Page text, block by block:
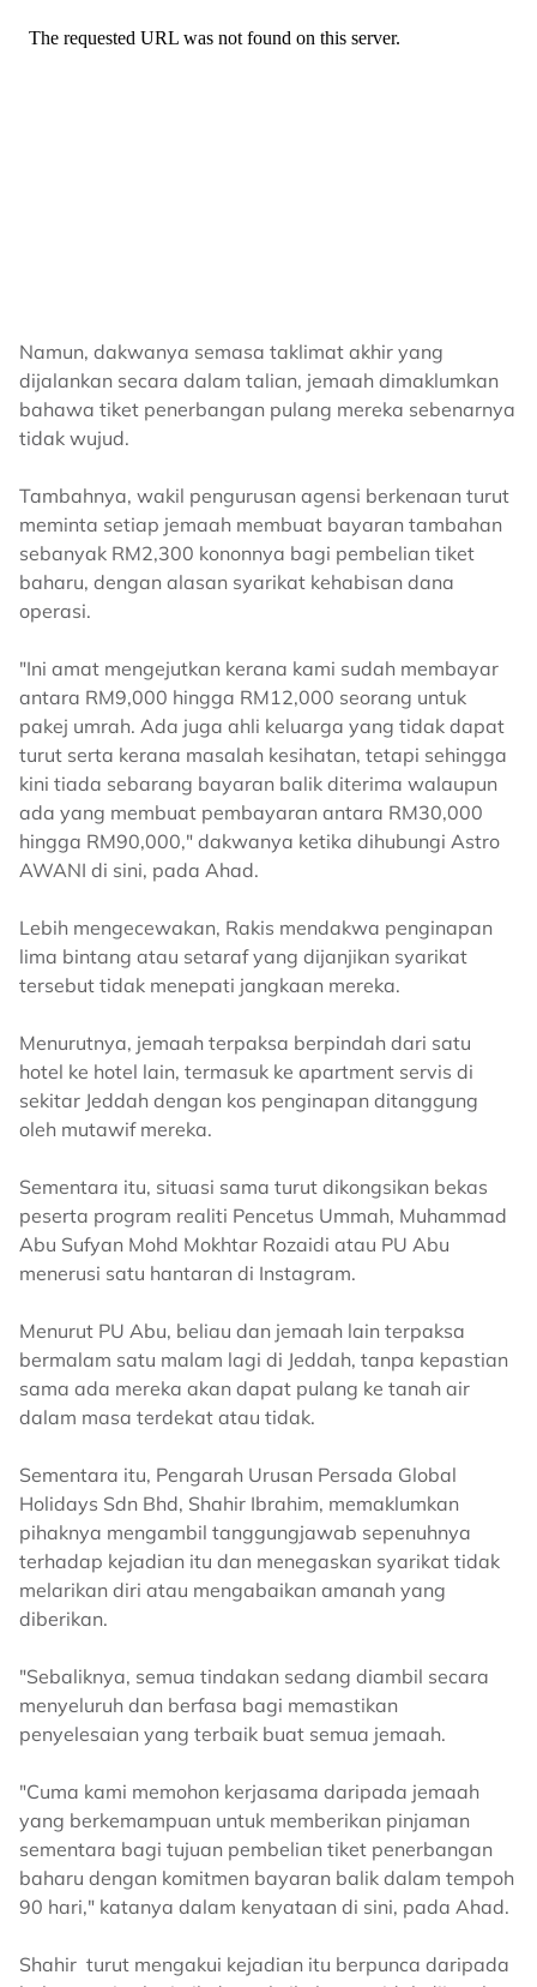
Namun, dakwanya semasa taklimat akhir yang
dijalankan secara dalam talian, jemaah dimaklumkan
bahawa tiket penerbangan pulang mereka sebenarnya
tidak wujud.
Tambahnya, wakil pengurusan agensi berkenaan turut
meminta setiap jemaah membuat bayaran tambahan
sebanyak RM2,300 kononnya bagi pembelian tiket
baharu, dengan alasan syarikat kehabisan dana
operasi.
"Ini amat mengejutkan kerana kami sudah membayar
antara RM9,000 hingga RM12,000 seorang untuk
pakej umrah. Ada juga ahli keluarga yang tidak dapat
turut serta kerana masalah kesihatan, tetapi sehingga
kini tiada sebarang bayaran balik diterima walaupun
ada yang membuat pembayaran antara RM30,000
hingga RM90,000," dakwanya ketika dihubungi Astro
AWANI di sini, pada Ahad.
Lebih mengecewakan, Rakis mendakwa penginapan
lima bintang atau setaraf yang dijanjikan syarikat
tersebut tidak menepati jangkaan mereka.
Menurutnya, jemaah terpaksa berpindah dari satu
hotel ke hotel lain, termasuk ke apartment servis di
sekitar Jeddah dengan kos penginapan ditanggung
oleh mutawif mereka.
Sementara itu, situasi sama turut dikongsikan bekas
peserta program realiti Pencetus Ummah, Muhammad
Abu Sufyan Mohd Mokhtar Rozaidi atau PU Abu
menerusi satu hantaran di Instagram.
Menurut PU Abu, beliau dan jemaah lain terpaksa
bermalam satu malam lagi di Jeddah, tanpa kepastian
sama ada mereka akan dapat pulang ke tanah air
dalam masa terdekat atau tidak.
Sementara itu, Pengarah Urusan Persada Global
Holidays Sdn Bhd, Shahir Ibrahim, memaklumkan
pihaknya mengambil tanggungjawab sepenuhnya
terhadap kejadian itu dan menegaskan syarikat tidak
melarikan diri atau mengabaikan amanah yang
diberikan.
"Sebaliknya, semua tindakan sedang diambil secara
menyeluruh dan berfasa bagi memastikan
penyelesaian yang terbaik buat semua jemaah.
"Cuma kami memohon kerjasama daripada jemaah
yang berkemampuan untuk memberikan pinjaman
sementara bagi tujuan pembelian tiket penerbangan
baharu dengan komitmen bayaran balik dalam tempoh
90 hari," katanya dalam kenyataan di sini, pada Ahad.
Shahir turut mengakui kejadian itu berpunca daripada